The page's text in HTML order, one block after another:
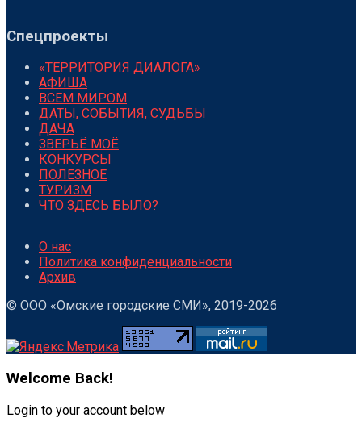
Спецпроекты
«ТЕРРИТОРИЯ ДИАЛОГА»
АФИША
ВСЕМ МИРОМ
ДАТЫ, СОБЫТИЯ, СУДЬБЫ
ДАЧА
ЗВЕРЬЁ МОЁ
КОНКУРСЫ
ПОЛЕЗНОЕ
ТУРИЗМ
ЧТО ЗДЕСЬ БЫЛО?
О нас
Политика конфиденциальности
Архив
© ООО «Омские городские СМИ», 2019-2026
Welcome Back!
Login to your account below